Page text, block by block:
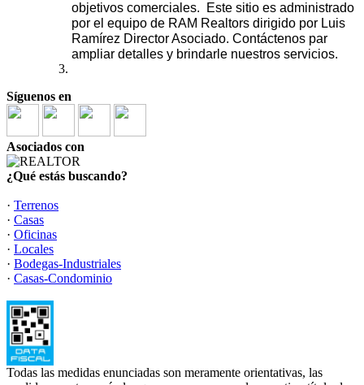
objetivos comerciales. Este sitio es administrado
por el equipo de RAM Realtors dirigido por Luis
Ramírez Director Asociado. Contáctenos par
ampliar detalles y brindarle nuestros servicios.
Síguenos en
Asociados con
¿Qué estás buscando?
· Terrenos
· Casas
· Oficinas
· Locales
· Bodegas-Industriales
· Casas-Condominio
Todas las medidas enunciadas son meramente orientativas, las